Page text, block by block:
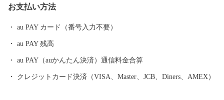
文館」等の整備も進み、筑後地域の玄関口として発展を続けてい
お支払い方法
au PAY カード（番号入力不要）
au PAY 残高
au PAY（auかんたん決済）通信料金合算
クレジットカード決済（VISA、Master、JCB、Diners、AMEX）